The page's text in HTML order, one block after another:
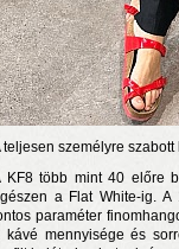
teljesen személyre
KF8 több mint 40 előre
a Flat White-ig. A
paraméter
kávé mennyisége és